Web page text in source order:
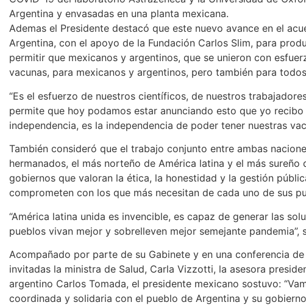
Argentina y envasadas en una planta mexicana.
Ademas el Presidente destacó que este nuevo avance en el
Argentina, con el apoyo de la Fundación Carlos Slim, para
permitir que mexicanos y argentinos, que se unieron con
vacunas, para mexicanos y argentinos, pero también para
“Es el esfuerzo de nuestros científicos, de nuestros
permite que hoy podamos estar anunciando esto que yo
independencia, es la independencia de poder tener nuestras
También consideró que el trabajo conjunto entre ambas
hermanados, el más norteño de América latina y el más
gobiernos que valoran la ética, la honestidad y la gestión
comprometen con los que más necesitan de cada uno de sus
“América latina unida es invencible, es capaz de generar las
pueblos vivan mejor y sobrelleven mejor semejante pandemia”,
Acompañado por parte de su Gabinete y en una conferencia
invitadas la ministra de Salud, Carla Vizzotti, la asesora
argentino Carlos Tomada, el presidente mexicano sostuvo:
coordinada y solidaria con el pueblo de Argentina y su